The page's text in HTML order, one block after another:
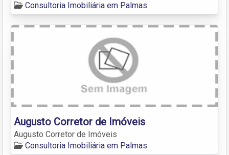
Consultoria Imobiliária em Palmas
Augusto Corretor de Imóveis
Augusto Corretor de Imóveis
Consultoria Imobiliária em Palmas